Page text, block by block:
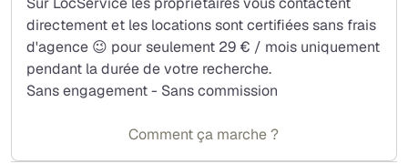
directement et les locations sont certifiées sans frais
d'agence 😉 pour seulement 29 € / mois uniquement
pendant la durée de votre recherche.
Sans engagement - Sans commission
Comment ça marche ?